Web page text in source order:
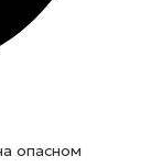
опасном